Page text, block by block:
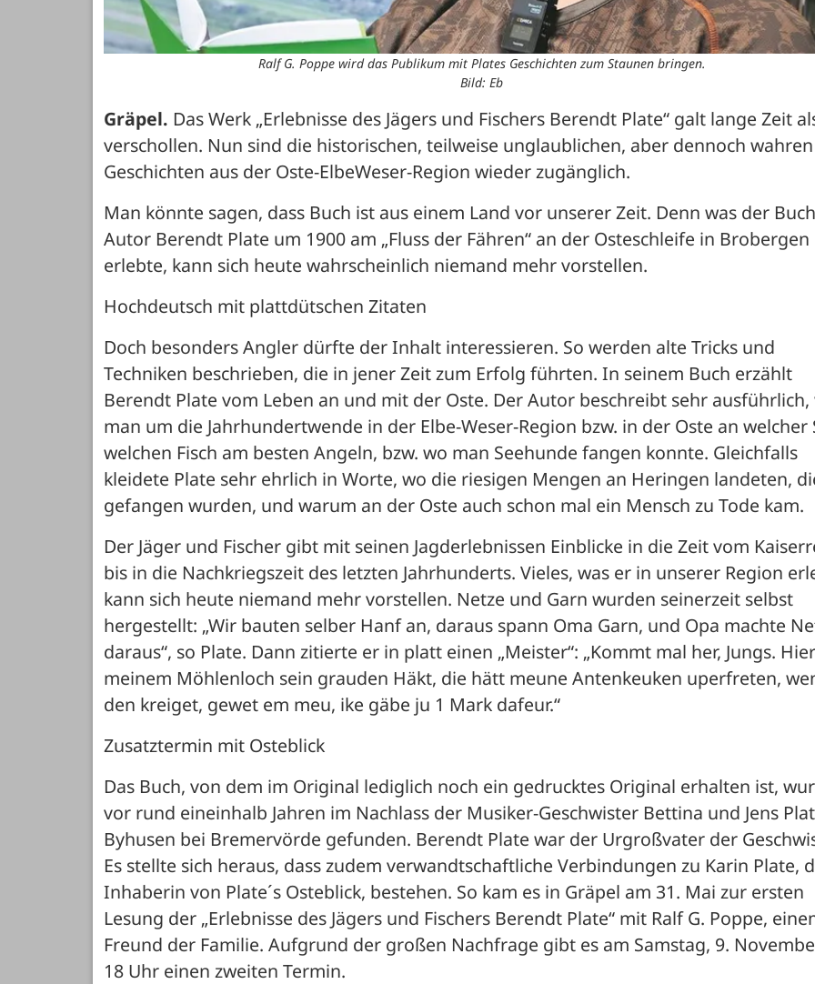
Ralf G. Poppe wird das Publikum mit Plates Geschichten zum Staunen bringen.
Bild: Eb
Gräpel. Das Werk „Erlebnisse des Jägers und Fischers Berendt Plate“ galt lange Zeit
verschollen. Nun sind die historischen, teilweise unglaublichen, aber dennoch wahren
Geschichten aus der Oste-ElbeWeser-Region wieder zugänglich.
Man könnte sagen, dass Buch ist aus einem Land vor unserer Zeit. Denn was der
Autor Berendt Plate um 1900 am „Fluss der Fähren“ an der Osteschleife in Brobergen
erlebte, kann sich heute wahrscheinlich niemand mehr vorstellen.
Hochdeutsch mit plattdütschen Zitaten
Doch besonders Angler dürfte der Inhalt interessieren. So werden alte Tricks und
Techniken beschrieben, die in jener Zeit zum Erfolg führten. In seinem Buch erzählt
Berendt Plate vom Leben an und mit der Oste. Der Autor beschreibt sehr ausführlich,
man um die Jahrhundertwende in der Elbe-Weser-Region bzw. in der Oste an welcher
welchen Fisch am besten Angeln, bzw. wo man Seehunde fangen konnte. Gleichfalls
kleidete Plate sehr ehrlich in Worte, wo die riesigen Mengen an Heringen landeten,
gefangen wurden, und warum an der Oste auch schon mal ein Mensch zu Tode kam.
Der Jäger und Fischer gibt mit seinen Jagderlebnissen Einblicke in die Zeit vom
bis in die Nachkriegszeit des letzten Jahrhunderts. Vieles, was er in unserer Region
kann sich heute niemand mehr vorstellen. Netze und Garn wurden seinerzeit selbst
hergestellt: „Wir bauten selber Hanf an, daraus spann Oma Garn, und Opa machte
daraus“, so Plate. Dann zitierte er in platt einen „Meister“: „Kommt mal her, Jungs.
meinem Möhlenloch sein grauden Häkt, die hätt meune Antenkeuken uperfreten,
den kreiget, gewet em meu, ike gäbe ju 1 Mark dafeur.“
Zusatztermin mit Osteblick
Das Buch, von dem im Original lediglich noch ein gedrucktes Original erhalten ist,
vor rund eineinhalb Jahren im Nachlass der Musiker-Geschwister Bettina und Jens
Byhusen bei Bremervörde gefunden. Berendt Plate war der Urgroßvater der
Es stellte sich heraus, dass zudem verwandtschaftliche Verbindungen zu Karin Plate,
Inhaberin von Plate´s Osteblick, bestehen. So kam es in Gräpel am 31. Mai zur ersten
Lesung der „Erlebnisse des Jägers und Fischers Berendt Plate“ mit Ralf G. Poppe,
Freund der Familie. Aufgrund der großen Nachfrage gibt es am Samstag, 9.
18 Uhr einen zweiten Termin.